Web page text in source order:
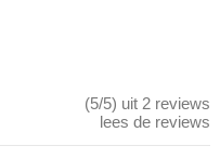
(5/5) uit 2 reviews
lees de reviews